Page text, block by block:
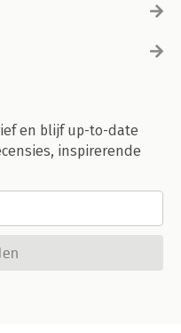
en blijf up-to-date
inspirerende